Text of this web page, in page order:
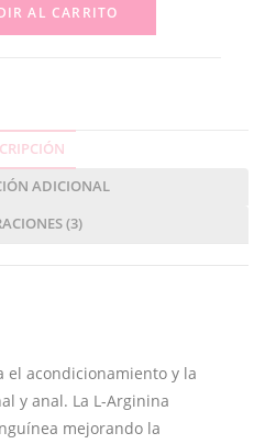
AL CARRITO
ADICIONAL
(3)
el acondicionamiento y la
y anal. La L-Arginina
mejorando la